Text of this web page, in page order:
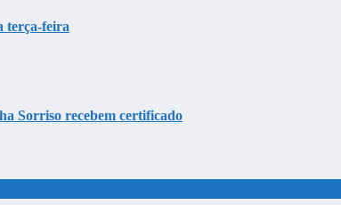
terça-feira
Sorriso recebem certificado